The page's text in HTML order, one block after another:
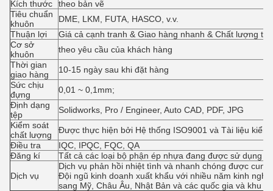
Kích thước
theo bản vẽ
Tiêu chuẩn
khuôn
DME, LKM, FUTA, HASCO, v.v.
Thuận lợi
Giá cả cạnh tranh & Giao hàng nhanh & Chất lượng tốt
Cơ sở
khuôn
theo yêu cầu của khách hàng
Thời gian
giao hàng
10-15 ngày sau khi đặt hàng
Sức chịu
đựng
0,01 ~ 0,1mm;
Định dạng
tệp
Solidworks, Pro / Engineer, Auto CAD, PDF, JPG
Kiểm soát
chất lượng
Được thực hiện bởi Hệ thống ISO9001 và Tài liệu kiểm
Điều tra
IQC, IPQC, FQC, QA
Đăng kí
Tất cả các loại bộ phận ép nhựa đang được sử dụng
Dịch vụ
Dịch vụ phản hồi nhiệt tình và nhanh chóng được
Đội ngũ kinh doanh xuất khẩu với nhiều năm kinh
sang Mỹ, Châu Âu, Nhật Bản và các quốc gia và khu